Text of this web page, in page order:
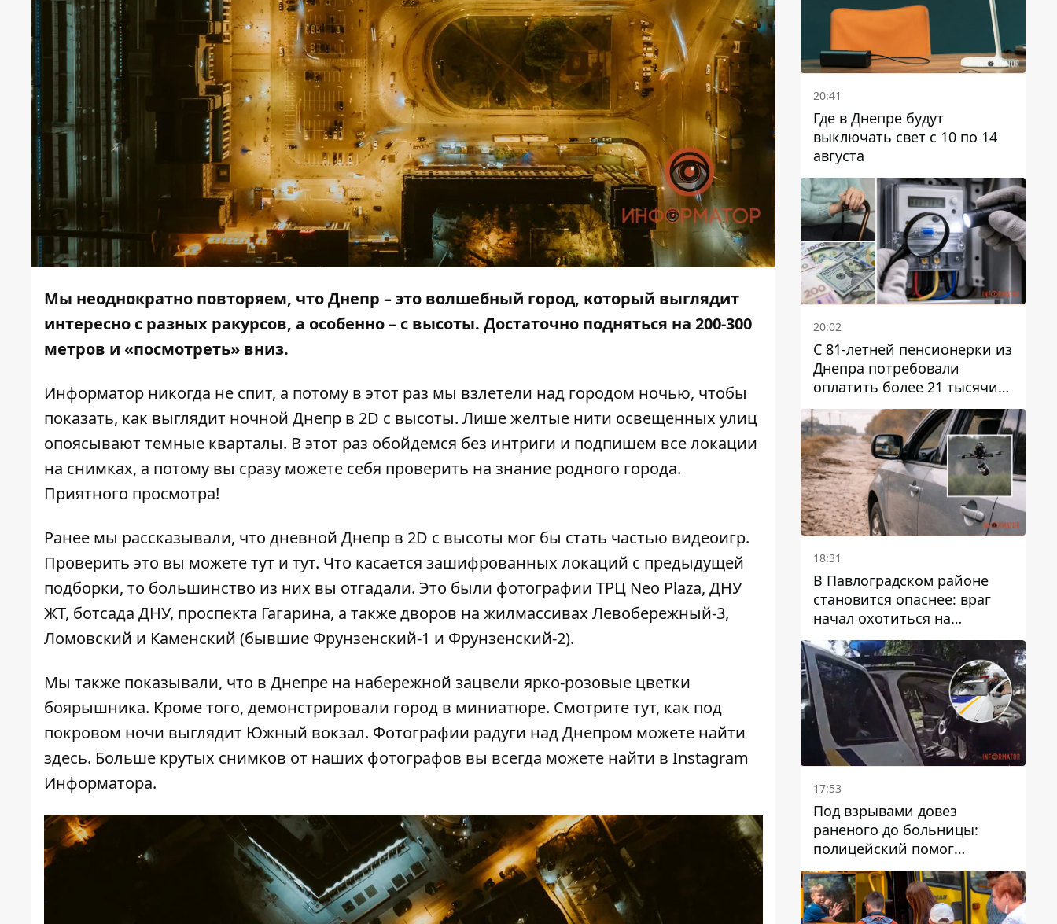
Мы неоднократно повторяем, что Днепр – это волшебный город, который выглядит
интересно с разных ракурсов, а особенно – с высоты. Достаточно подняться на 200-300
метров и «посмотреть» вниз.
Информатор никогда не спит, а потому в этот раз мы взлетели над городом ночью, чтобы
показать, как выглядит ночной Днепр в 2D с высоты. Лише желтые нити освещенных улиц
опоясывают темные кварталы. В этот раз обойдемся без интриги и подпишем все локации
на снимках, а потому вы сразу можете себя проверить на знание родного города.
Приятного просмотра!
Ранее мы рассказывали, что дневной Днепр в 2D с высоты мог бы стать частью видеоигр.
Проверить это вы можететут и тут. Что касается зашифрованных локаций с предыдущей
подборки, то большинство из них вы отгадали. Это были фотографии ТРЦ Neo Plaza, ДНУ
ЖТ, ботсада ДНУ, проспекта Гагарина, а также дворов на жилмассивах Левобережный-3,
Ломовский и Каменский (бывшие Фрунзенский-1 и Фрунзенский-2).
Мы также показывали, что в Днепре на набережной зацвели ярко-розовые цветки
боярышника. Кроме того, демонстрировали город в миниатюре. Смотритетут, как под
покровом ночи выглядит Южный вокзал. Фотографии радуги над Днепром можете найти
здесь. Больше крутых снимков от наших фотографов вы всегда можете найти в Instagram
Информатора.
20:41
Где в Днепре будут
выключать свет с 10 по 14
августа
20:02
С 81-летней пенсионерки из
Днепра потребовали
оплатить более 21 тысячи
гривен за "вмешательство в
работу счетчика"
18:31
В Павлоградском районе
становится опаснее: враг
начал охотиться на
гражданский и военный
транспорт
17:53
Под взрывами довез
раненого до больницы:
полицейский помог
пострадавшему после атаки
на Каменский район